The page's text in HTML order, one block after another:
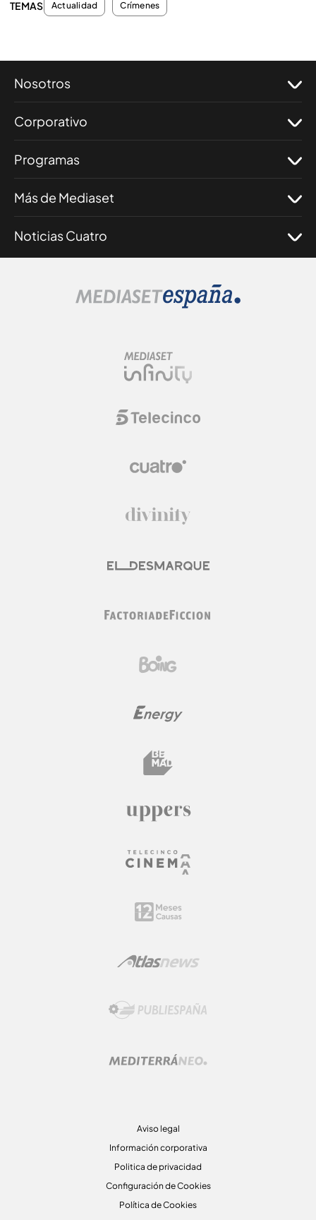
TEMAS Actualidad Crímenes
Nosotros
Corporativo
Programas
Más de Mediaset
Noticias Cuatro
Aviso legal
Información corporativa
Politica de privacidad
Configuración de Cookies
Política de Cookies